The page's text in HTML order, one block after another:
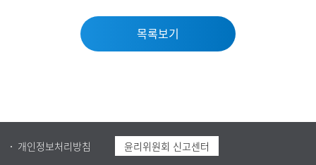
목록보기
개인정보처리방침 윤리위원회 신고센터